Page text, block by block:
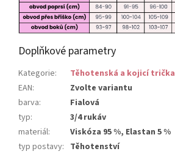
Doplňkové parametry
Kategorie:
Těhotenská a kojicí trička
EAN:
Zvolte variantu
barva:
Fialová
typ:
3/4 rukáv
materiál:
Viskóza 95 %, Elastan 5 %
typ postavy: Těhotenství